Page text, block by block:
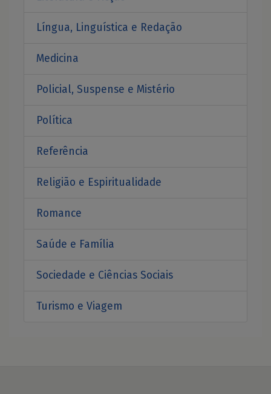
Língua, Linguística e Redação
Medicina
Policial, Suspense e Mistério
Política
Referência
Religião e Espiritualidade
Romance
Saúde e Família
Sociedade e Ciências Sociais
Turismo e Viagem